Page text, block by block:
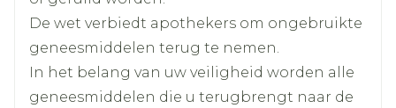
Moeilijkheden bij het plassen
Stuipen, zie ook de rubriek "Wanneer moet u
extra voorzichtig zijn met dit middel?"
Het geel verkleuren van de huid of van het
wit van de ogen zijn tekenen van een
Ingrediënten
Behoud
Kamertemperatuur (15°C -
25°C)
De wet verbiedt apothekers om ongebruikte
geneesmiddelen terug te nemen.
In het belang van uw veiligheid worden alle
geneesmiddelen die u terugbrengt naar de